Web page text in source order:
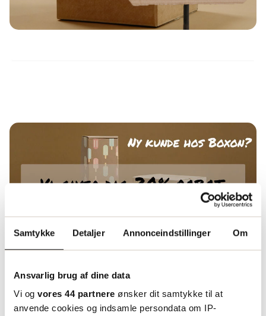
Samtykke Detaljer Annonceindstillinger Om
Ansvarlig brug af dine data
Vi og vores 44 partnere ønsker dit samtykke til at
anvende cookies og indsamle persondata om IP-
Ny kunde hosBoxon?